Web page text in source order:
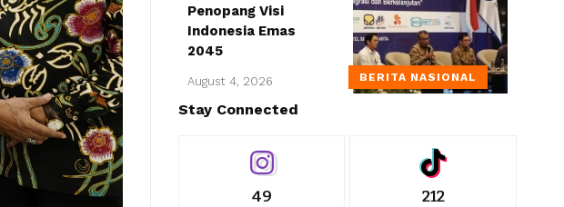
BERITA NASIONAL
Penopang Visi
Indonesia Emas
2045
August 4, 2026
Stay Connected
49 212